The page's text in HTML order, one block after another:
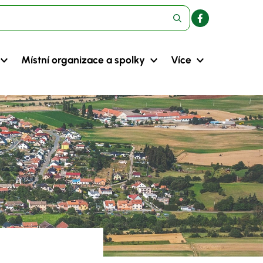
Místní organizace a spolky Více